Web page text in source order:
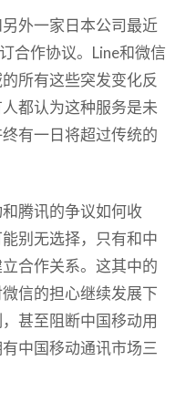
外一家日本公司最近
合作协议。Line和微信
所有这些突发变化反
都认为这种服务是未
有一日将超过传统的
腾讯的争议如何收
别无选择，只有和中
合作关系。这其中的
信的担心继续发展下
甚至阻断中国移动用
中国移动通讯市场三